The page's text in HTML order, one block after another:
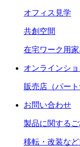
オフィス見学
共創空間
在宅ワーク用
オンラインシ
販売店（パート
お問い合わせ
製品に関する
移転・改装な